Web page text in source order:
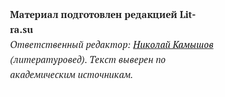
Материал подготовлен редакцией Lit-
ra.su
Ответственный редактор:Николай Камышов
(литературовед). Текст выверен по
академическим источникам.